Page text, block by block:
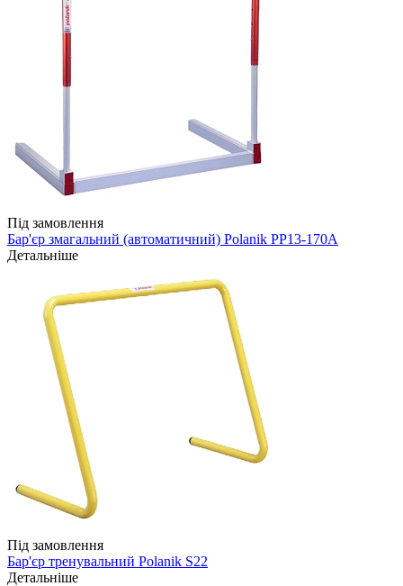
Під замовлення
Бар'єр змагальний (автоматичний) Polanik PP13-170A
Детальніше
Під замовлення
Бар'єр тренувальний Polanik S22
Детальніше